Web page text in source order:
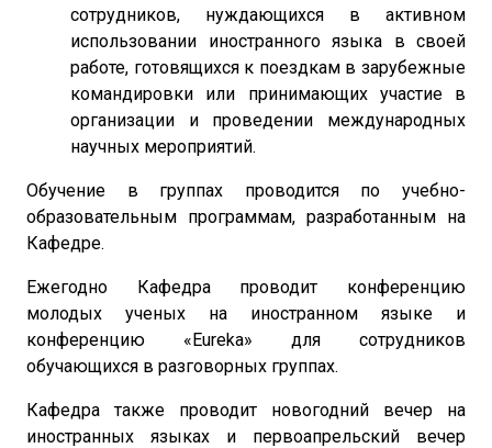
сотрудников, нуждающихся в активном
использовании иностранного языка в своей
работе, готовящихся к поездкам в зарубежные
командировки или принимающих участие в
организации и проведении международных
научных мероприятий.
Обучение в группах проводится по учебно-
образовательным программам, разработанным на
Кафедре.
Ежегодно Кафедра проводит конференцию
молодых ученых на иностранном языке и
конференцию «Eureka» для сотрудников
обучающихся в разговорных группах.
Кафедра также проводит новогодний вечер на
иностранных языках и первоапрельский вечер